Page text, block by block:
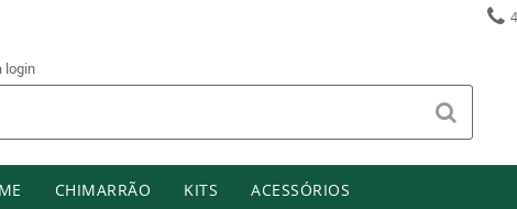
login
CHIMARRÃO KITS ACESSÓRIOS